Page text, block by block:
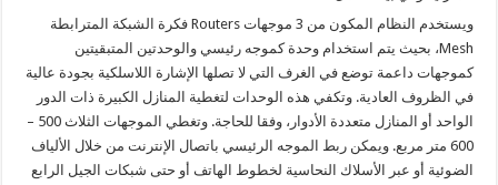
ويستخدم النظام المكون من 3 موجهات Routers فكرة الشبكة المترابطة
Mesh، بحيث يتم استخدام وحدة كموجه رئيسي والوحدتين المتبقيتين
كموجهات داعمة توضع في الغرف التي لا تصلها الإشارة اللاسلكية بجودة عالية
في الظروف العادية. وتكفي هذه الوحدات لتغطية المنازل الكبيرة ذات الدور
الواحد أو المنازل متعددة الأدوار، وفقا للحاجة. وتغطي الموجهات الثلاث 500 –
600 متر مربع. ويمكن ربط الموجه الرئيسي باتصال الإنترنت من خلال الألياف
الضوئية أو عبر الأسلاك النحاسية لخطوط الهاتف أو حتى شبكات الجيل الرابع